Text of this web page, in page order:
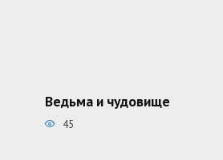
Ведьма и чудовище
45